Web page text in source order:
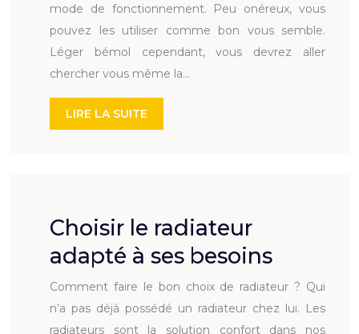
mode de fonctionnement. Peu onéreux, vous
pouvez les utiliser comme bon vous semble.
Léger bémol cependant, vous devrez aller
chercher vous même la…
LIRE LA SUITE
Choisir le radiateur
adapté à ses besoins
Comment faire le bon choix de radiateur ? Qui
n’a pas déjà possédé un radiateur chez lui. Les
radiateurs sont la solution confort dans nos